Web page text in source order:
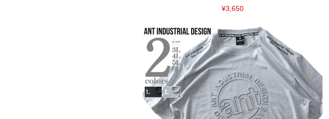
¥3,650